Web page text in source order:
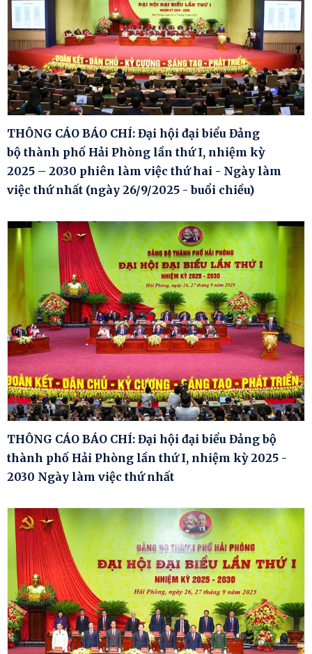
THÔNG CÁO BÁO CHÍ: Đại hội đại biểu Đảng
bộ thành phố Hải Phòng lần thứ I, nhiệm kỳ
2025 – 2030 phiên làm việc thứ hai - Ngày làm
việc thứ nhất (ngày 26/9/2025 - buổi chiều)
THÔNG CÁO BÁO CHÍ: Đại hội đại biểu Đảng bộ
thành phố Hải Phòng lần thứ I, nhiệm kỳ 2025 -
2030 Ngày làm việc thứ nhất